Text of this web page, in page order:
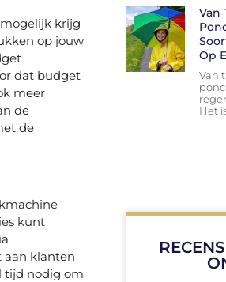
krijg
op jouw
dat budget
meer
de
de
kunt
aan klanten
tijd nodig om
Van
Op
Van
Het